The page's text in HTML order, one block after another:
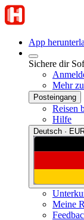
App
Sichere dir
Mehr
Posteingang
Reisen
Hilfe
Deutsch ·
Meine